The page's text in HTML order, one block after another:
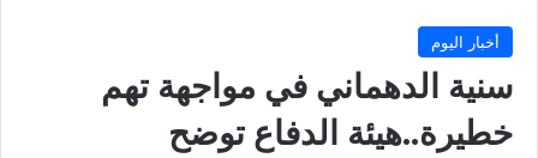
أخبار اليوم
سنية الدهماني في مواجهة تهم
خطيرة..هيئة الدفاع توضح